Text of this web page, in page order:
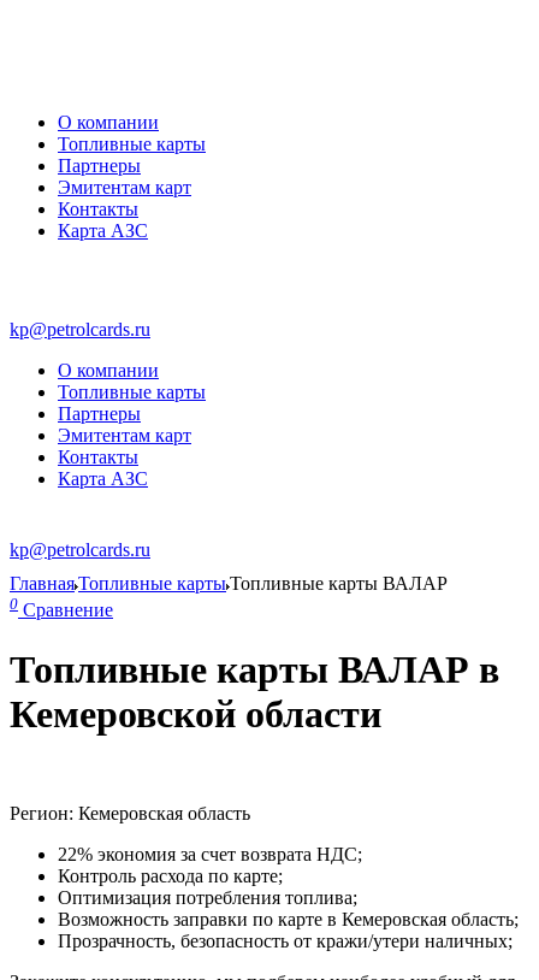
О компании
Топливные карты
Партнеры
Эмитентам карт
Контакты
Карта АЗС
kp@petrolcards.ru
О компании
Топливные карты
Партнеры
Эмитентам карт
Контакты
Карта АЗС
kp@petrolcards.ru
ГлавнаяТопливные картыТопливные карты ВАЛАР
0 Сравнение
Топливные карты ВАЛАР в
Кемеровской области
Регион: Кемеровская область
22% экономия за счет возврата НДС;
Контроль расхода по карте;
Оптимизация потребления топлива;
Возможность заправки по карте в Кемеровская область;
Прозрачность, безопасность от кражи/утери наличных;